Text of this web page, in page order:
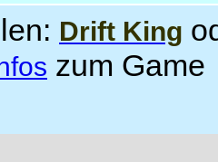
Drift King
zum Game